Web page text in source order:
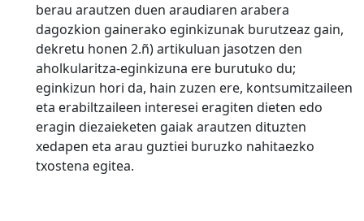
berau arautzen duen araudiaren arabera
dagozkion gainerako eginkizunak burutzeaz gain,
dekretu honen 2.ñ) artikuluan jasotzen den
aholkularitza-eginkizuna ere burutuko du;
eginkizun hori da, hain zuzen ere, kontsumitzaileen
eta erabiltzaileen interesei eragiten dieten edo
eragin diezaieketen gaiak arautzen dituzten
xedapen eta arau guztiei buruzko nahitaezko
txostena egitea.